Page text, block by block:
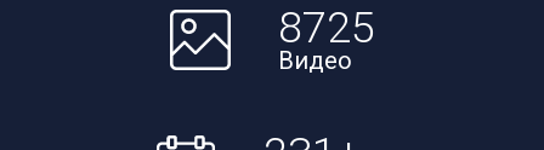
8725
Видео